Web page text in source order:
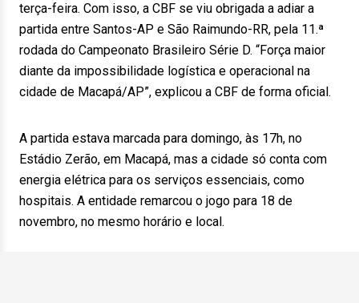
terça-feira. Com isso, a CBF se viu obrigada a adiar a
partida entre Santos-AP e São Raimundo-RR, pela 11.ª
rodada do Campeonato Brasileiro Série D. “Força maior
diante da impossibilidade logística e operacional na
cidade de Macapá/AP”, explicou a CBF de forma oficial.
A partida estava marcada para domingo, às 17h, no
Estádio Zerão, em Macapá, mas a cidade só conta com
energia elétrica para os serviços essenciais, como
hospitais. A entidade remarcou o jogo para 18 de
novembro, no mesmo horário e local.